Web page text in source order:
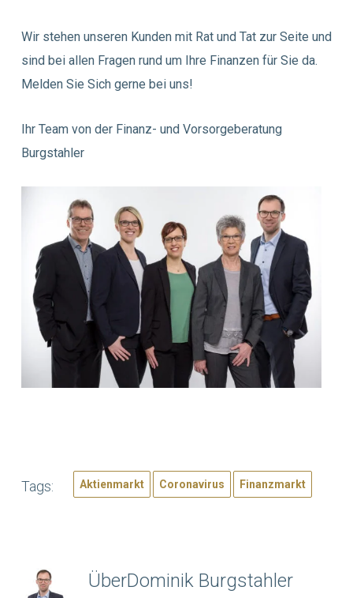
Wir stehen unseren Kunden mit Rat und Tat zur Seite und
sind bei allen Fragen rund um Ihre Finanzen für Sie da.
Melden Sie Sich gerne bei uns!
Ihr Team von der Finanz- und Vorsorgeberatung
Burgstahler
Tags: Aktienmarkt Coronavirus Finanzmarkt
ÜberDominik Burgstahler